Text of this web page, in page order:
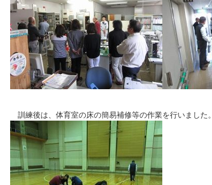
訓練後は、体育室の床の簡易補修等の作業を行いました。